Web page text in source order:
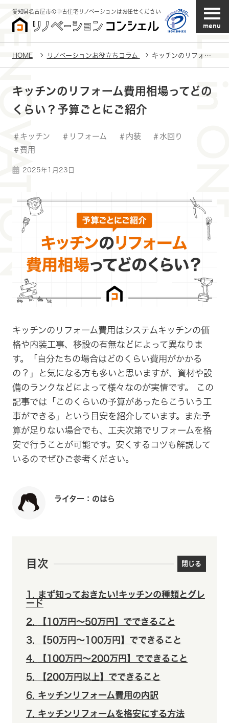
愛知県名古屋市の中古住宅リノベーションはお任せください
menu
HOME リノベーションお役立ちコラム キッチンのリフォーム費用相場ってどのくらい？予算ごとにご紹介
キッチンのリフォーム費用相場ってどの
くらい？予算ごとにご紹介
キッチン リフォーム 内装
水回り
費用
2025年1月23日
キッチンのリフォーム費用はシステムキッチンの価
格や内装工事、移設の有無などによって異なりま
す。「自分たちの場合はどのくらい費用がかかる
の？」と気になる方も多いと思いますが、資材や設
備のランクなどによって様々なのが実情です。 この
記事では「このくらいの予算があったらこういう工
事ができる」という目安を紹介しています。また予
算が足りない場合でも、工夫次第でリフォームを格
安で行うことが可能です。安くするコツも解説して
いるのでぜひご参考ください。
ライター：のはら
目次
1
まず知っておきたい!キッチンの種類とグレ
ード
2 【10万円～50万円】でできること
3 【50万円～100万円】でできること
4 【100万円～200万円】でできること
5 【200万円以上】でできること
6 キッチンリフォーム費用の内訳
7 キッチンリフォームを格安にする方法